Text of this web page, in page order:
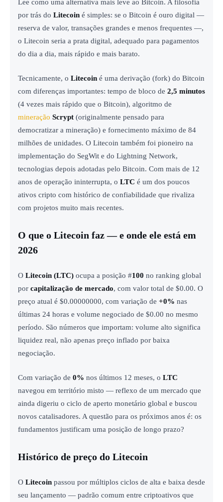
Lee como uma alternativa mais leve ao Bitcoin. A filosofia
por trás do Litecoin é simples: se o Bitcoin é ouro digital —
reserva de valor, transações grandes e menos frequentes —,
o Litecoin seria a prata digital, adequado para pagamentos
do dia a dia, mais rápido e mais barato.
Tecnicamente, o Litecoin é uma derivação (fork) do Bitcoin
com diferenças importantes: tempo de bloco de 2,5 minutos
(4 vezes mais rápido que o Bitcoin), algoritmo de
mineração Scrypt (originalmente pensado para
democratizar a mineração) e fornecimento máximo de 84
milhões de unidades. O Litecoin também foi pioneiro na
implementação do SegWit e do Lightning Network,
tecnologias depois adotadas pelo Bitcoin. Com mais de 12
anos de operação ininterrupta, o LTC é um dos poucos
ativos cripto com histórico de confiabilidade que rivaliza
com projetos muito mais recentes.
O que o Litecoin faz — e onde ele está em
2026
O Litecoin (LTC) ocupa a posição #100 no ranking global
por capitalização de mercado, com valor total de $0.00. O
preço atual é $0.00000000, com variação de +0% nas
últimas 24 horas e volume negociado de $0.00 no mesmo
período. São números que importam: volume alto significa
liquidez real, não apenas preço inflado por baixa
negociação.
Com variação de 0% nos últimos 12 meses, o LTC
navegou em território misto — reflexo de um mercado que
ainda digeriu o ciclo de aperto monetário global e buscou
novos catalisadores. A questão para os próximos anos é: os
fundamentos justificam uma posição de longo prazo?
Histórico de preço do Litecoin
O Litecoin passou por múltiplos ciclos de alta e baixa desde
seu lançamento — padrão comum entre criptoativos que